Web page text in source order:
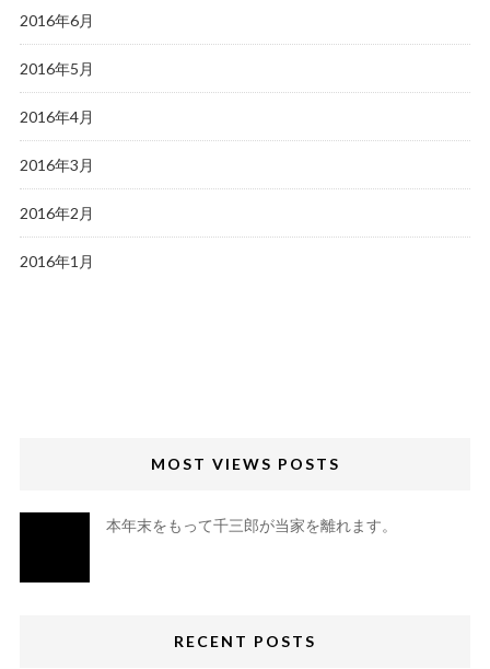
2016年6月
2016年5月
2016年4月
2016年3月
2016年2月
2016年1月
MOST VIEWS POSTS
本年末をもって千三郎が当家を離れます。
RECENT POSTS